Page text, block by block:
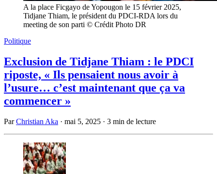
A la place Ficgayo de Yopougon le 15 février 2025,
Tidjane Thiam, le président du PDCI-RDA lors du
meeting de son parti © Crédit Photo DR
Politique
Exclusion de Tidjane Thiam : le PDCI
riposte, « Ils pensaient nous avoir à
l’usure… c’est maintenant que ça va
commencer »
ParChristian Aka · mai 5, 2025 · 3 min de lecture